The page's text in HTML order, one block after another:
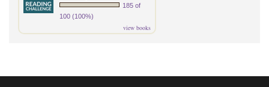
185 of
100 (100%)
view books